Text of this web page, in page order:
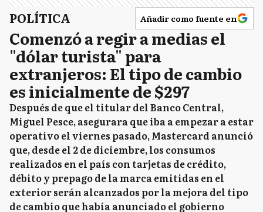
POLÍTICA Añadir como fuente en
Comenzó a regir a medias el
"dólar turista" para
extranjeros: El tipo de cambio
es inicialmente de $297
Después de que el titular del Banco Central,
Miguel Pesce, asegurara que iba a empezar a estar
operativo el viernes pasado, Mastercard anunció
que, desde el 2 de diciembre, los consumos
realizados en el país con tarjetas de crédito,
débito y prepago de la marca emitidas en el
exterior serán alcanzados por la mejora del tipo
de cambio que había anunciado el gobierno